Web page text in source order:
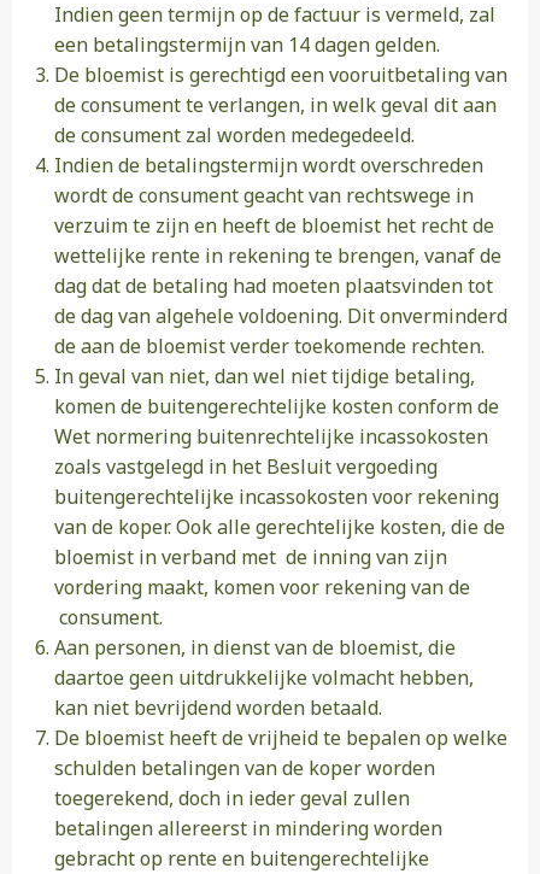
Indien geen termijn op de factuur is vermeld, zal
een betalingstermijn van 14 dagen gelden.
De bloemist is gerechtigd een vooruitbetaling van
de consument te verlangen, in welk geval dit aan
de consument zal worden medegedeeld.
Indien de betalingstermijn wordt overschreden
wordt de consument geacht van rechtswege in
verzuim te zijn en heeft de bloemist het recht de
wettelijke rente in rekening te brengen, vanaf de
dag dat de betaling had moeten plaatsvinden tot
de dag van algehele voldoening. Dit onverminderd
de aan de bloemist verder toekomende rechten.
In geval van niet, dan wel niet tijdige betaling,
komen de buitengerechtelijke kosten conform de
Wet normering buitenrechtelijke incassokosten
zoals vastgelegd in het Besluit vergoeding
buitengerechtelijke incassokosten voor rekening
van de koper. Ook alle gerechtelijke kosten, die de
bloemist in verband met de inning van zijn
vordering maakt, komen voor rekening van de
consument.
Aan personen, in dienst van de bloemist, die
daartoe geen uitdrukkelijke volmacht hebben,
kan niet bevrijdend worden betaald.
De bloemist heeft de vrijheid te bepalen op welke
schulden betalingen van de koper worden
toegerekend, doch in ieder geval zullen
betalingen allereerst in mindering worden
gebracht op rente en buitengerechtelijke